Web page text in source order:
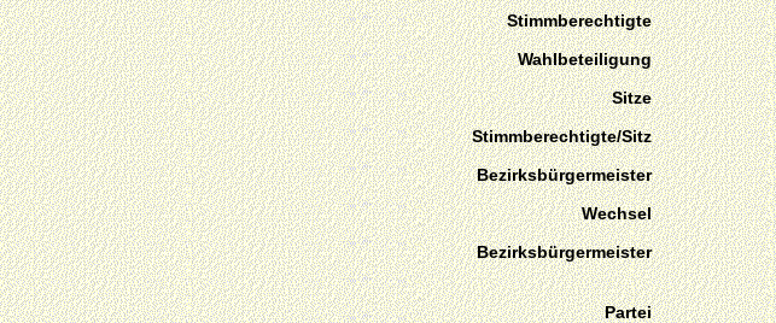
Stimmberechtigte
Wahlbeteiligung
Sitze
Stimmberechtigte/Sitz
Bezirksbürgermeister
Wechsel
Bezirksbürgermeister
Partei